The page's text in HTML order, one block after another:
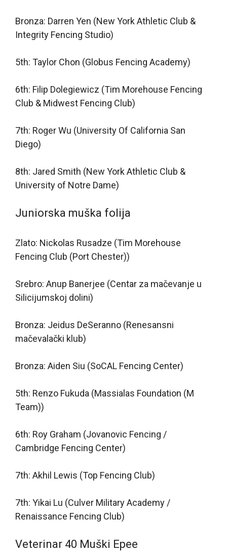
Bronza: Darren Yen (New York Athletic Club &
Integrity Fencing Studio)
5th: Taylor Chon (Globus Fencing Academy)
6th: Filip Dolegiewicz (Tim Morehouse Fencing
Club & Midwest Fencing Club)
7th: Roger Wu (University Of California San
Diego)
8th: Jared Smith (New York Athletic Club &
University of Notre Dame)
Juniorska muška folija
Zlato: Nickolas Rusadze (Tim Morehouse
Fencing Club (Port Chester))
Srebro: Anup Banerjee (Centar za mačevanje u
Silicijumskoj dolini)
Bronza: Jeidus DeSeranno (Renesansni
mačevalački klub)
Bronza: Aiden Siu (SoCAL Fencing Center)
5th: Renzo Fukuda (Massialas Foundation (M
Team))
6th: Roy Graham (Jovanovic Fencing /
Cambridge Fencing Center)
7th: Akhil Lewis (Top Fencing Club)
7th: Yikai Lu (Culver Military Academy /
Renaissance Fencing Club)
Veterinar 40 Muški Epee